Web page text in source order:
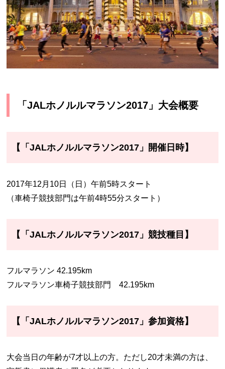
「JALホノルルマラソン2017」 大会概要
【「JALホノルルマラソン2017」開催日時】
2017年12月10日（日）午前5時スタート
（車椅子競技部門は午前4時55分スタート）
【「JALホノルルマラソン2017」競技種目】
フルマラソン 42.195km
フルマラソン車椅子競技部門 42.195km
【「JALホノルルマラソン2017」参加資格】
大会当日の年齢が7才以上の方。ただし20才未満の方は、